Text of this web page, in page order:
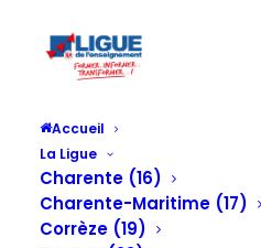
Accueil
La Ligue
Charente (16)
Charente-Maritime (17)
Corrèze (19)
Log In